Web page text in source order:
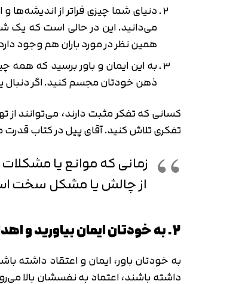
دنیای شما چیزی فراتر از اندیشه‌ها
می‌دانید. این در حالی است که یک
همین نظر در مورد باران هم وجود
به این ایمان و باور برسید که همه
ذهن خودتان مجسم کنید. اگر دنبال
کسانی که تفکر مثبت دارند، می‌توانند
تفکری تلاش کنید. آقای پیل در کتاب
زمانی که موانع یا
از چالش یا مشکل سخت
2. به خودتان ایمان بیاورید و اهداف خود را مجسم کنید
به خودتان باور، ایمان و اعتقاد داشته
داشته باشند، اعتماد به نفسشان بالا